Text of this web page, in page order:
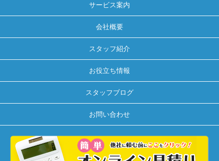
サービス案内
会社概要
スタッフ紹介
お役立ち情報
スタッフブログ
お問い合わせ